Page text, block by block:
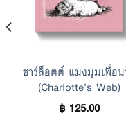
ชาร์ล็อตต์ แมงมุมเพื่อ
(Charlotte’s Web)
฿125.00